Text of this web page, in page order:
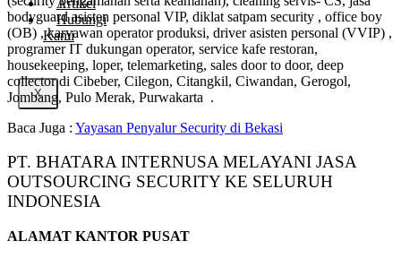
Hubungi
Kami
X
bodyguard asisten personal VIP, diklat satpam security , office boy
(OB) , karyawan operator produksi, driver asisten personal (VVIP) ,
programer IT dukungan operator, service kafe restoran,
housekeeping, loper, telemarketing, sales door to door, deep
collector di Cibeber, Cilegon, Citangkil, Ciwandan, Gerogol,
Jombang, Pulo Merak, Purwakarta .
Baca Juga : Yayasan Penyalur Security di Bekasi
PT. BHATARA INTERNUSA MELAYANI JASA
OUTSOURCING SECURITY KE SELURUH
INDONESIA
ALAMAT KANTOR PUSAT